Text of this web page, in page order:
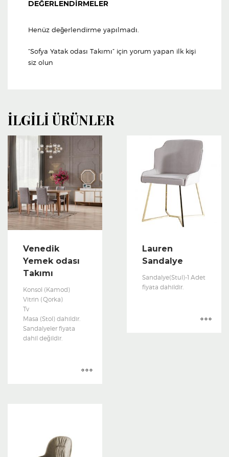
DEĞERLENDIRMELER
Henüz değerlendirme yapılmadı.
“Sofya Yatak odası Takımı” için yorum yapan ilk kişi
siz olun
İLGILI ÜRÜNLER
Venedik
Yemek odası
Takımı
Konsol (Kamod)
Vitrin (Qorka)
Tv
Masa (Stol) dahildir.
Sandalyeler fiyata
dahil değildir.
Lauren
Sandalye
Sandalye(Stul)-1 Adet
fiyata dahildir.